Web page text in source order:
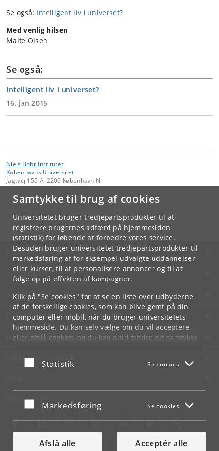
Samtykke til brug af cookies
Universitetet bruger tredjepartsprodukter til at
registrere brugernes adfærd på hjemmesiden
(statistik) for løbende at forbedre vores service.
Desuden bruger universitetet tredjepartsprodukter til
markedsføring af for eksempel udvalgte uddannelser
eller kurser, til at personalisere annoncer og til at
følge op på effekten af kampagner.
Klik på "Se cookies" for at se en liste over udbyderne
af de forskellige cookies, som kan blive gemt på din
computer eller mobil, når du bruger universitetets
hjemmeside. Du kan selv vælge om du vil acceptere
eller afslå cookies, og du kan altid ændre dit samtykke
underCookie- og privatlivspolitiksom du finder i
bunden af hver side.
Acceptér eller afslå
Statistik Se cookies
Acceptér eller afslå
Markedsføring Se cookies
Afslå alle Acceptér alle
Se også: Intelligent liv i universet?
Med venlig hilsen
Malte Olsen
Se også:
Intelligent liv i universet?
16. jan 2015
Niels Bohr Institutet
Københavns Universitet
Jagtvej 155 A, 2200 København N.
Kontakt:
Peter Laursen
spoerg.om.fysik@ nbi.ku.dk
KØBENHAVNS UNIVERSITET
KONTAKT
SERVICES
FOR STUDERENDE OG ANSATTE
JOB OG KARRIERE
NØDSITUATIONER
WEB
MØD KU PÅ